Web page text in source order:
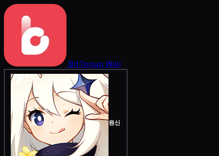
BitTopup Wiki
원신